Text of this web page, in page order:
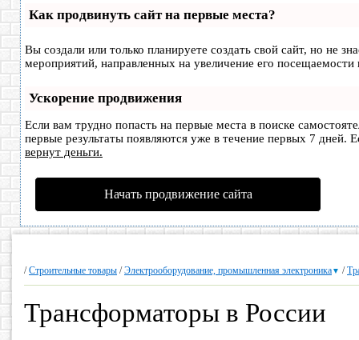
Как продвинуть сайт на первые места?
Вы создали или только планируете создать свой сайт, но не
мероприятий, направленных на увеличение его
Ускорение продвижения
Если вам трудно попасть на первые места в поиске
первые результаты появляются уже в течение первых 7 дней.
вернут деньги.
Начать продвижение сайта
/Строительные товары /Электрооборудование, промышленная электроника▼ /
Трансформаторы в России